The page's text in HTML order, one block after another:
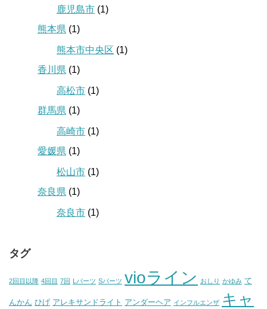
鹿児島市 (1)
熊本県 (1)
熊本市中央区 (1)
香川県 (1)
高松市 (1)
群馬県 (1)
高崎市 (1)
愛媛県 (1)
松山市 (1)
奈良県 (1)
奈良市 (1)
タグ
2回目以降 4回目 7回 Lパーツ Sパーツ vioライン おしり かゆみ て
んかん ひげ アレキサンドライト アンダーヘア インフルエンザ キャ